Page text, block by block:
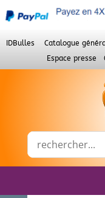
IDBulles Catalogue
Espace presse